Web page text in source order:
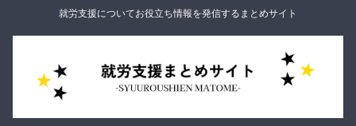
就労支援についてお役立ち情報を発信するまとめサイト